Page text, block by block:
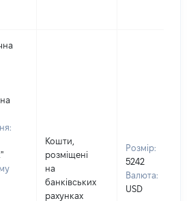
Кошти,
розміщені
на
банківських
рахунках
Розмір:
5242
Валюта:
USD